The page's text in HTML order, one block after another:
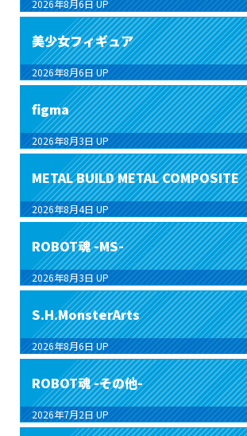
2026年8月6日 UP
美少女フィギュア
2026年8月6日 UP
figma
2026年8月3日 UP
METAL BUILD METAL COMPOSITE
2026年8月4日 UP
ROBOT魂 -MS-
2026年8月3日 UP
S.H.MonsterArts
2026年8月6日 UP
ROBOT魂 -その他-
2026年7月2日 UP